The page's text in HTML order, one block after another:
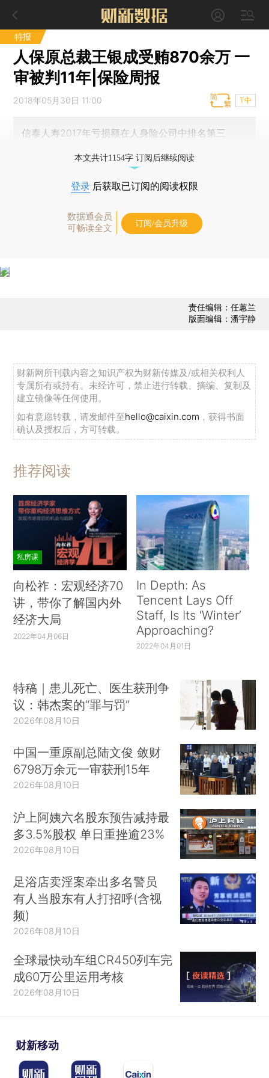
特报
人保原总裁王银成受贿870余万 一
审被判11年|保险周报
2018年05月30日 11:00 T中
信泰人寿2017年亏损额在人身险公司中排名第三
本文共计1154字 订阅后继续阅读
登录 后获取已订阅的阅读权限
数据通会员
可畅读全文
订阅/会员升级
责任编辑：任蕙兰
版面编辑：潘宇静
财新网所刊载内容之知识产权为财新传媒及/或相关权利人
专属所有或持有。未经许可，禁止进行转载、摘编、复制及
建立镜像等任何使用。
如有意愿转载，请发邮件至hello@caixin.com ，获得书面
确认及授权后，方可转载。
推荐阅读
私房课
向松祚：宏观经济70
讲，带你了解国内外
经济大局
2022年04月06日
In Depth: As
Tencent Lays Off
Staff, Is Its ‘Winter’
Approaching?
2022年04月01日
特稿｜患儿死亡、医生获刑争
议：韩杰案的“罪与罚”
2026年08月10日
中国一重原副总陆文俊 敛财
6798万余元一审获刑15年
2026年08月10日
沪上阿姨六名股东预告减持最
多3.5%股权 单日重挫逾23%
2026年08月10日
足浴店卖淫案牵出多名警员
有人当股东有人打招呼(含视
频)
2026年08月10日
全球最快动车组CR450列车完
成60万公里运用考核
2026年08月10日
财新移动